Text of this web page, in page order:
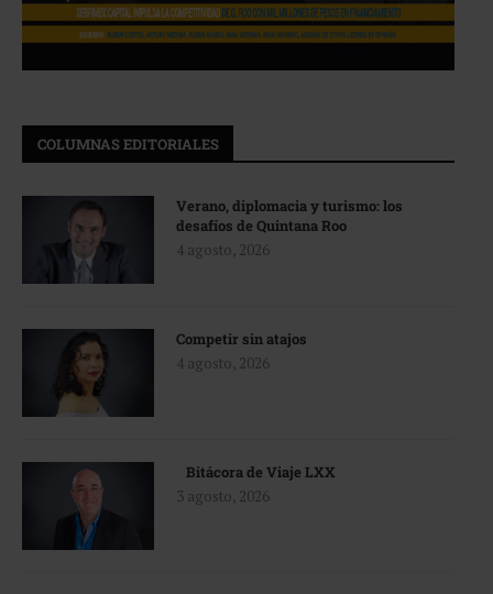
COLUMNAS EDITORIALES
Verano, diplomacia y turismo: los
desafíos de Quintana Roo
4 agosto, 2026
Competir sin atajos
4 agosto, 2026
Bitácora de Viaje LXX
3 agosto, 2026